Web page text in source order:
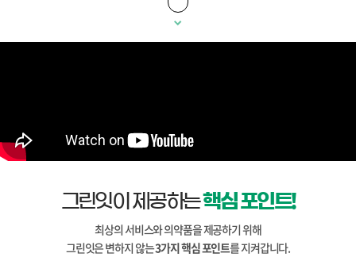
그린잇이 제공하는핵심 포인트!
최상의 서비스와 의약품을 제공하기 위해
그린잇은 변하지 않는3가지 핵심 포인트를 지켜갑니다.